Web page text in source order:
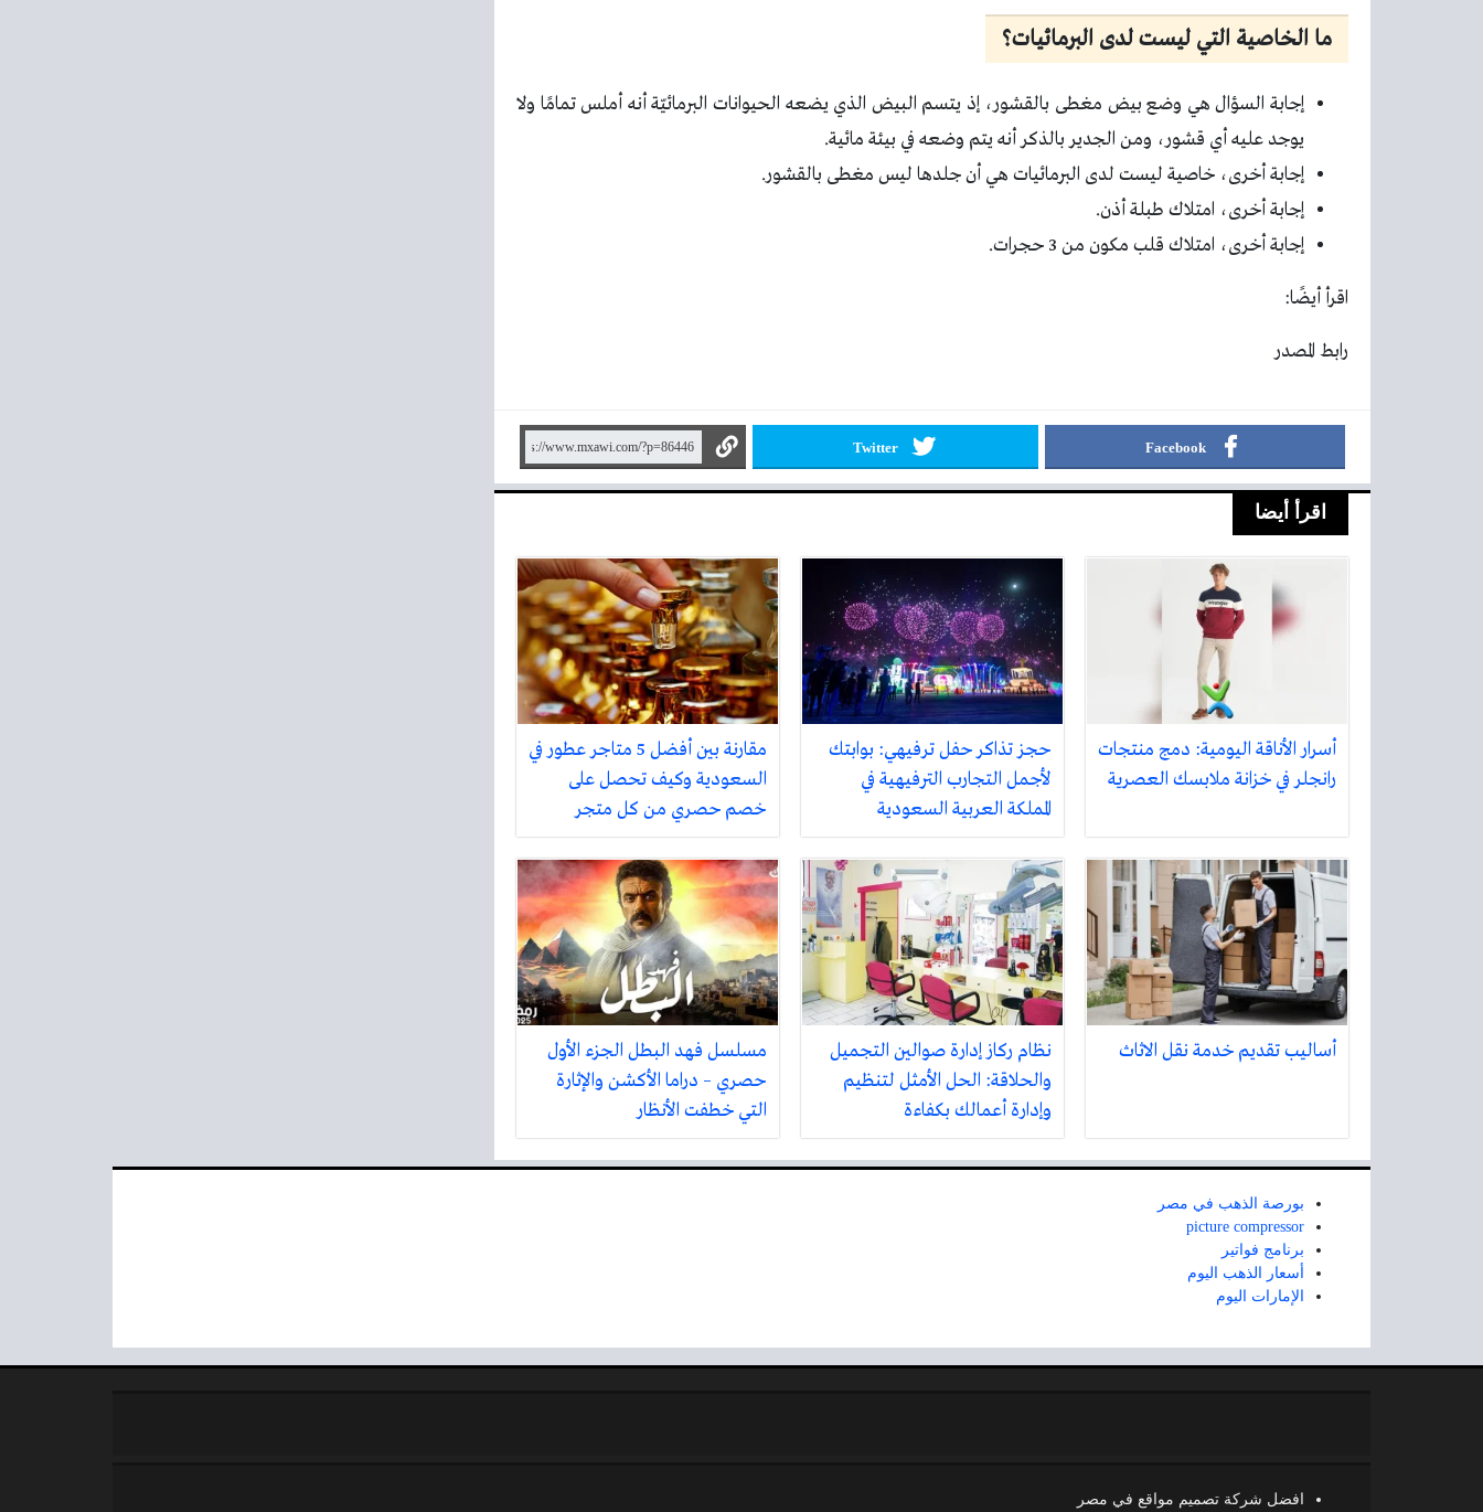
ما الخاصية التي ليست لدى البرمائيات؟
إجابة السؤال هي وضع بيض مغطى بالقشور، إذ يتسم البيض الذي يضعه الحيوانات البرمائيّة أنه أملس تمامًا ولا
يوجد عليه أي قشور، ومن الجدير بالذكر أنه يتم وضعه في بيئة مائية.
إجابة أخرى، خاصية ليست لدى البرمائيات هي أن جلدها ليس مغطى بالقشور.
إجابة أخرى، امتلاك طبلة أذن.
إجابة أخرى، امتلاك قلب مكون من 3 حجرات.
اقرأ أيضًا:
رابط المصدر
Facebook
Twitter
اقرأ أيضا
أسرار الأناقة اليومية: دمج منتجات
رانجلر في خزانة ملابسك العصرية
حجز تذاكر حفل ترفيهي: بوابتك
لأجمل التجارب الترفيهية في
المملكة العربية السعودية
مقارنة بين أفضل 5 متاجر عطور في
السعودية وكيف تحصل على
خصم حصري من كل متجر
أساليب تقديم خدمة نقل الاثاث
نظام ركاز إدارة صوالين التجميل
والحلاقة: الحل الأمثل لتنظيم
وإدارة أعمالك بكفاءة
مسلسل فهد البطل الجزء الأول
حصري – دراما الأكشن والإثارة
التي خطفت الأنظار
بورصة الذهب في مصر
picture compressor
برنامج فواتير
أسعار الذهب اليوم
الإمارات اليوم
افضل شركة تصميم مواقع في مصر